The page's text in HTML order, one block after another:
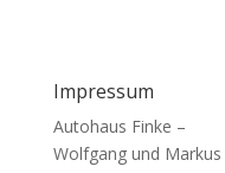
Impressum
Autohaus Finke –
Wolfgang und Markus